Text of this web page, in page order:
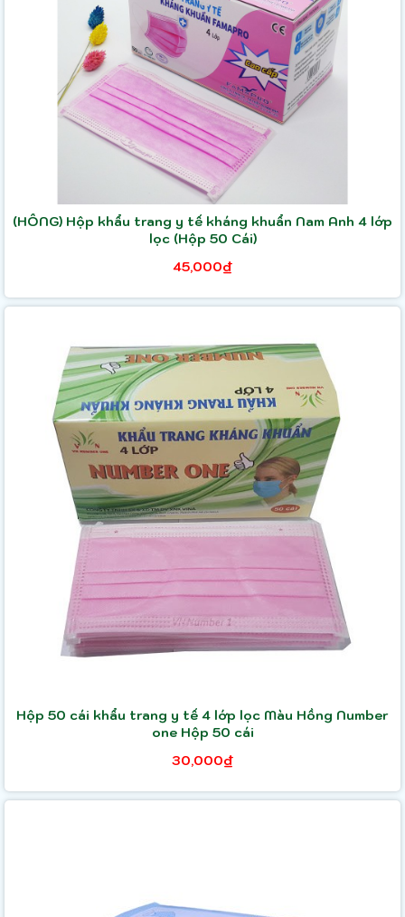
(HỒNG) Hộp khẩu trang y tế kháng khuẩn Nam Anh 4 lớp
lọc (Hộp 50 Cái)
45,000₫
Hộp 50 cái khẩu trang y tế 4 lớp lọc Màu Hồng Number
one Hộp 50 cái
30,000₫